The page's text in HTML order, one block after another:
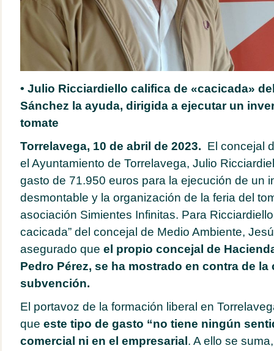
• Julio Ricciardiello califica de «cacicada»
Sánchez la ayuda, dirigida a ejecutar un
tomate
Torrelavega, 10 de abril de 2023. El concejal
el Ayuntamiento de Torrelavega, Julio
gasto de 71.950 euros para la ejecución de un
desmontable y la organización de la feria del
asociación Simientes Infinitas. Para
cacicada” del concejal de Medio Ambiente,
asegurado que el propio concejal de
Pedro Pérez, se ha mostrado en contra de la
subvención.
El portavoz de la formación liberal en
que este tipo de gasto “no tiene ningún
comercial ni en el empresarial . A ello se